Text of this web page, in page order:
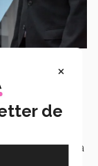
de
de
Premio e hija
×
de